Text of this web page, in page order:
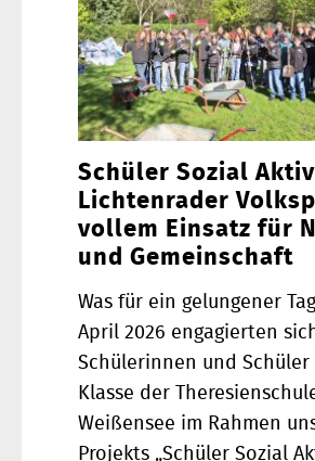
Schüler Sozial
Lichtenrader
vollem Einsatz für
und Gemeinschaft
Was für ein gelungener
April 2026 engagierten
Schülerinnen und Schüler
Klasse der
Weißensee im Rahmen
Projekts „Schüler Sozial